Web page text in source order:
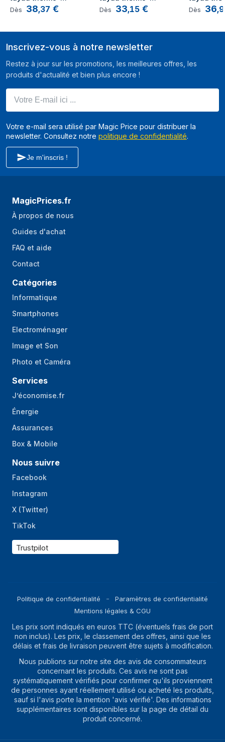
rétractable
Dès 38,37 €
rétractable
Dès 33,15 € Dès 36,
Inscrivez-vous à notre newsletter
Restez à jour sur les promotions, les meilleures offres, les
produits d'actualité et bien plus encore !
Votre e-mail sera utilisé par Magic Price pour distribuer la
newsletter. Consultez notre politique de confidentialité.
Je m'inscris !
MagicPrices.fr
À propos de nous
Guides d'achat
FAQ et aide
Contact
Catégories
Informatique
Smartphones
Electroménager
Image et Son
Photo et Caméra
Services
J’économise.fr
Énergie
Assurances
Box & Mobile
Nous suivre
Facebook
Instagram
X (Twitter)
TikTok
Trustpilot
Politique de confidentialité
Paramètres de confidentialité
Mentions légales & CGU
Les prix sont indiqués en euros TTC (éventuels frais de port
non inclus). Les prix, le classement des offres, ainsi que les
délais et frais de livraison peuvent être sujets à modification.
Nous publions sur notre site des avis de consommateurs
concernant les produits. Ces avis ne sont pas
systématiquement vérifiés pour confirmer qu'ils proviennent
de personnes ayant réellement utilisé ou acheté les produits,
sauf si l'avis porte la mention 'avis vérifié'. Des informations
supplémentaires sont disponibles sur la page de détail du
produit concerné.